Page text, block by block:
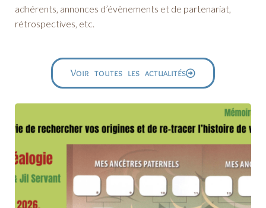
adhérents, annonces d’évènements et de partenariat,
rétrospectives, etc.
Voir toutes les actualités